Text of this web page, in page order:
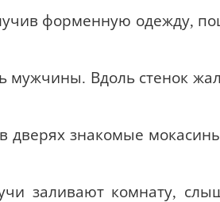
форменную одежду,
мужчины. Вдоль стенок
дверях знакомые
заливают комнату,